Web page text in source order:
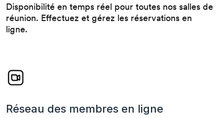
Disponibilité en temps réel pour toutes nos salles de
réunion. Effectuez et gérez les réservations en
ligne.
Réseau des membres en ligne